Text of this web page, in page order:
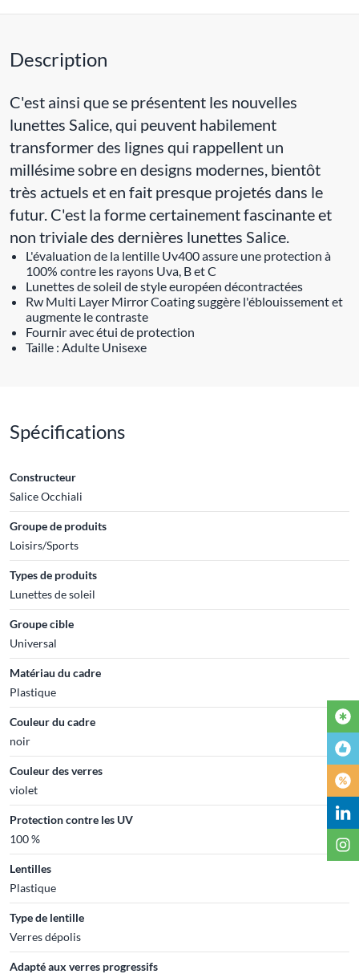
Description
C'est ainsi que se présentent les nouvelles
lunettes Salice, qui peuvent habilement
transformer des lignes qui rappellent un
millésime sobre en designs modernes, bientôt
très actuels et en fait presque projetés dans le
futur. C'est la forme certainement fascinante et
non triviale des dernières lunettes Salice.
L'évaluation de la lentille Uv400 assure une protection à
100% contre les rayons Uva, B et C
Lunettes de soleil de style européen décontractées
Rw Multi Layer Mirror Coating suggère l'éblouissement et
augmente le contraste
Fournir avec étui de protection
Taille : Adulte Unisexe
Spécifications
Constructeur
Salice Occhiali
Groupe de produits
Loisirs/Sports
Types de produits
Lunettes de soleil
Groupe cible
Universal
Matériau du cadre
Plastique
Couleur du cadre
noir
Couleur des verres
violet
Protection contre les UV
100 %
Lentilles
Plastique
Type de lentille
Verres dépolis
Adapté aux verres progressifs